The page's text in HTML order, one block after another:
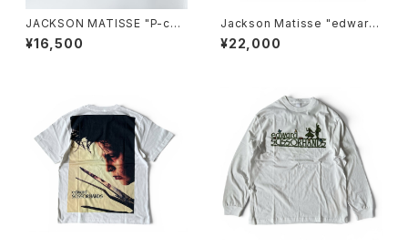
JACKSON MATISSE "P-cha
n Tee"
¥16,500
Jackson Matisse "edward
SCISSORHANDS POSTER L
ongsleeve Tee"
¥22,000